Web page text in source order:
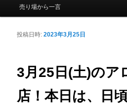
売り場から一言
3月25日(土)のア
店！本日は、日
投稿日時:2023年3月25日